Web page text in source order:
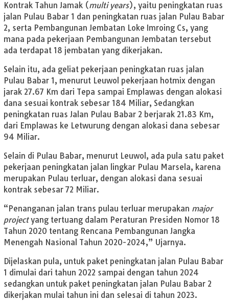
Kontrak Tahun Jamak (multi years), yaitu peningkatan ruas
jalan Pulau Babar 1 dan peningkatan ruas jalan Pulau Babar
2, serta Pembangunan Jembatan Loke Imroing Cs, yang
mana pada pekerjaan Pembangunan Jembatan tersebut
ada terdapat 18 jembatan yang dikerjakan.
Selain itu, ada geliat pekerjaan peningkatan ruas jalan
Pulau Babar 1, menurut Leuwol pekerjaan hotmix dengan
jarak 27.67 Km dari Tepa sampai Emplawas dengan alokasi
dana sesuai kontrak sebesar 184 Miliar, Sedangkan
peningkatan ruas Jalan Pulau Babar 2 berjarak 21.83 Km,
dari Emplawas ke Letwurung dengan alokasi dana sebesar
94 Miliar.
Selain di Pulau Babar, menurut Leuwol, ada pula satu paket
pekerjaan peningkatan jalan lingkar Pulau Marsela, karena
merupakan Pulau terluar, dengan alokasi dana sesuai
kontrak sebesar 72 Miliar.
“Penanganan jalan trans pulau terluar merupakan major
projectyang tertuang dalam Peraturan Presiden Nomor 18
Tahun 2020 tentang Rencana Pembangunan Jangka
Menengah Nasional Tahun 2020-2024,” Ujarnya.
Dijelaskan pula, untuk paket peningkatan jalan Pulau Babar
1 dimulai dari tahun 2022 sampai dengan tahun 2024
sedangkan untuk paket peningkatan jalan Pulau Babar 2
dikerjakan mulai tahun ini dan selesai di tahun 2023.